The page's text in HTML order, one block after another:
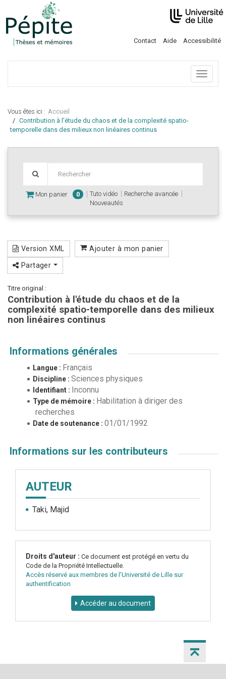
Contact Aide Accessibilité
Menu
Vous êtes ici : Accueil
Contribution à l'étude du chaos et de la complexité spatio-
temporelle dans des milieux non linéaires continus
Mon panier 0 Tuto vidéo
Recherche avancée
Nouveautés
Version XML Ajouter à mon panier
Partager
Titre original :
Contribution à l'étude du chaos et de la
complexité spatio-temporelle dans des milieux
non linéaires continus
Informations générales
Langue : Français
Discipline : Sciences physiques
Identifiant : Inconnu
Type de mémoire : Habilitation à diriger des
recherches
Date de soutenance : 01/01/1992
Informations sur les contributeurs
AUTEUR
Taki, Majid
Droits d'auteur : Ce document est protégé en vertu du
Code de la Propriété Intellectuelle.
Accès réservé aux membres de l'Université de Lille sur
authentification
Accéder au document